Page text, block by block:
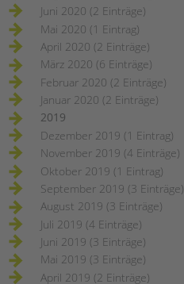
Juni 2020 (2 Einträge)
Mai 2020 (1 Eintrag)
April 2020 (2 Einträge)
März 2020 (6 Einträge)
Februar 2020 (2 Einträge)
Januar 2020 (2 Einträge)
2019
Dezember 2019 (1 Eintrag)
November 2019 (4 Einträge)
Oktober 2019 (1 Eintrag)
September 2019 (3 Einträge)
August 2019 (3 Einträge)
Juli 2019 (4 Einträge)
Juni 2019 (3 Einträge)
Mai 2019 (3 Einträge)
April 2019 (2 Einträge)